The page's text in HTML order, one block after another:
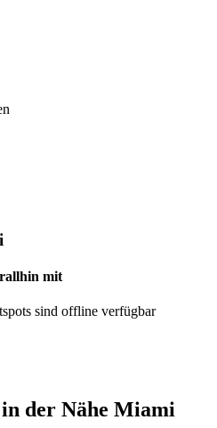
mit
sind offline verfügbar
der Nähe Miami